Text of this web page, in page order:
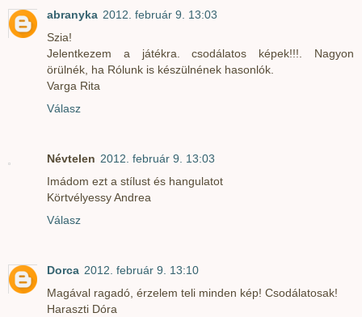
abranyka 2012. február 9. 13:03
Szia!
Jelentkezem a játékra. csodálatos képek!!!. Nagyon
örülnék, ha Rólunk is készülnének hasonlók.
Varga Rita
Válasz
Névtelen 2012. február 9. 13:03
Imádom ezt a stílust és hangulatot
Körtvélyessy Andrea
Válasz
Dorca 2012. február 9. 13:10
Magával ragadó, érzelem teli minden kép! Csodálatosak!
Haraszti Dóra